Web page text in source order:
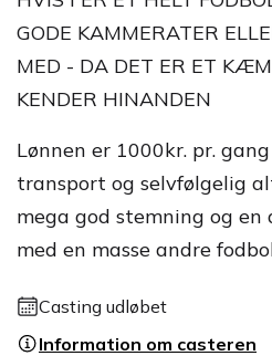
GODE KAMMERATER
MED - DA DET ER ET
KENDER HINANDEN
Lønnen er 1000kr. pr.
transport og selvfølgelig
mega god stemning og en
med en masse andre
Casting udløbet
Information om casteren